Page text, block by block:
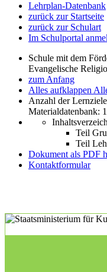
Lehrplan-Datenbank
zurück zur Startseite
zurück zur Schulart
Im Schulportal
Schule mit dem
Evangelische
zum Anfang
Alles aufklappen
Anzahl der
Materialdatenbank: 1
Teil
Teil
Dokument als PDF
Kontaktformular